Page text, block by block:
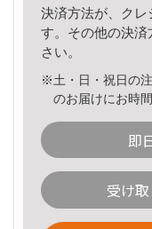
決済方法が、クレ
す。その他の決済
さい。
※土・日・祝日の
のお届けにお時
即
受け